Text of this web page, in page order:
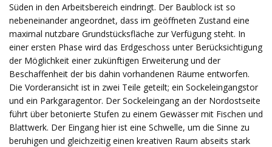
Süden in den Arbeitsbereich eindringt. Der Baublock ist so
nebeneinander angeordnet, dass im geöffneten Zustand eine
maximal nutzbare Grundstücksfläche zur Verfügung steht. In
einer ersten Phase wird das Erdgeschoss unter Berücksichtigung
der Möglichkeit einer zukünftigen Erweiterung und der
Beschaffenheit der bis dahin vorhandenen Räume entworfen.
Die Vorderansicht ist in zwei Teile geteilt; ein Sockeleingangstor
und ein Parkgaragentor. Der Sockeleingang an der Nordostseite
führt über betonierte Stufen zu einem Gewässer mit Fischen und
Blattwerk. Der Eingang hier ist eine Schwelle, um die Sinne zu
beruhigen und gleichzeitig einen kreativen Raum abseits stark